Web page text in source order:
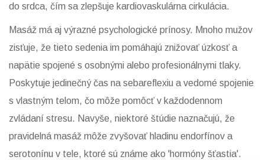
do srdca, čím sa zlepšuje kardiovaskulárna cirkulácia.
Masáž má aj výrazné psychologické prínosy. Mnoho mužov
zisťuje, že tieto sedenia im pomáhajú znižovať úzkosť a
napätie spojené s osobnými alebo profesionálnymi tlaky.
Poskytuje jedinečný čas na sebareflexiu a vedomé spojenie
s vlastným telom, čo môže pomôcť v každodennom
zvládaní stresu. Navyše, niektoré štúdie naznačujú, že
pravidelná masáž môže zvyšovať hladinu endorfínov a
serotonínu v tele, ktoré sú známe ako 'hormóny šťastia'.